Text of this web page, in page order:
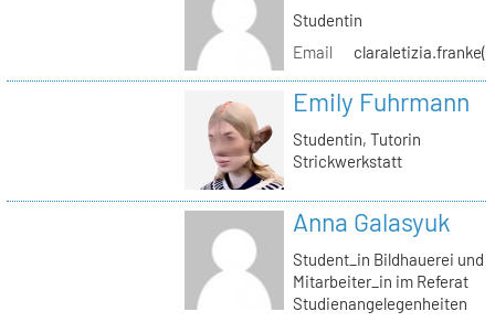
Studentin
Email
Emily Fuhrmann
Studentin, Tutorin
Strickwerkstatt
Anna Galasyuk
Student_in Bildhauerei und
Mitarbeiter_in im Referat
Studienangelegenheiten